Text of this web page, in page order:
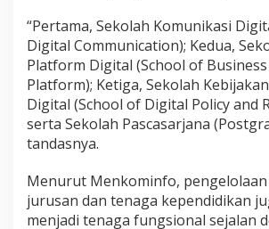
“Pertama, Sekolah Komunikasi
Digital Communication); Kedua,
Platform Digital (School of
Platform); Ketiga, Sekolah
Digital (School of Digital Policy and
serta Sekolah Pascasarjana
tandasnya.
Menurut Menkominfo,
jurusan dan tenaga kependidikan
menjadi tenaga fungsional sejalan